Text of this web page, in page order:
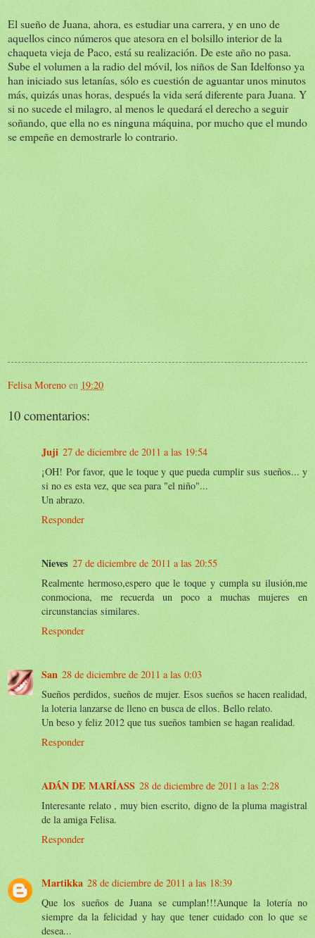
El sueño de Juana, ahora, es estudiar una carrera, y en uno de
aquellos cinco números que atesora en el bolsillo interior de la
chaqueta vieja de Paco, está su realización. De este año no pasa.
Sube el volumen a la radio del móvil, los niños de San Idelfonso ya
han iniciado sus letanías, sólo es cuestión de aguantar unos minutos
más, quizás unas horas, después la vida será diferente para Juana. Y
si no sucede el milagro, al menos le quedará el derecho a seguir
soñando, que ella no es ninguna máquina, por mucho que el mundo
se empeñe en demostrarle lo contrario.
Felisa Moreno en 19:20
10 comentarios:
Juji 27 de diciembre de 2011 a las 19:54
¡OH! Por favor, que le toque y que pueda cumplir sus sueños... y
si no es esta vez, que sea para "el niño"...
Un abrazo.
Responder
Nieves 27 de diciembre de 2011 a las 20:55
Realmente hermoso,espero que le toque y cumpla su ilusión,me
conmociona, me recuerda un poco a muchas mujeres en
circunstancias similares.
Responder
San 28 de diciembre de 2011 a las 0:03
Sueños perdidos, sueños de mujer. Esos sueños se hacen realidad,
la loteria lanzarse de lleno en busca de ellos. Bello relato.
Un beso y feliz 2012 que tus sueños tambien se hagan realidad.
Responder
ADÁN DE MARÍASS 28 de diciembre de 2011 a las 2:28
Interesante relato , muy bien escrito, digno de la pluma magistral
de la amiga Felisa.
Responder
Martikka 28 de diciembre de 2011 a las 18:39
Que los sueños de Juana se cumplan!!!Aunque la lotería no
siempre da la felicidad y hay que tener cuidado con lo que se
desea...